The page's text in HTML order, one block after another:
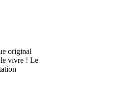
original
le vivre ! Le